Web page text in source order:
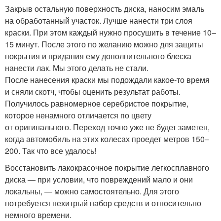
Закрыв остальную поверхность диска, наносим эмаль
на обработанный участок. Лучше нанести три слоя
краски. При этом каждый нужно просушить в течение 10–
15 минут. После этого по желанию можно для защиты
покрытия и придания ему дополнительного блеска
нанести лак. Мы этого делать не стали.
После нанесения краски мы подождали какое-то время
и сняли скотч, чтобы оценить результат работы.
Получилось равномерное серебристое покрытие,
которое ненамного отличается по цвету
от оригинального. Переход точно уже не будет заметен,
когда автомобиль на этих колесах проедет метров 150–
200. Так что все удалось!
Восстановить лакокрасочное покрытие легкосплавного
диска — при условии, что повреждений мало и они
локальны, — можно самостоятельно. Для этого
потребуется нехитрый набор средств и относительно
немного времени.